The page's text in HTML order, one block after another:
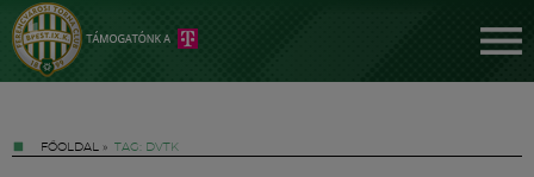
FŐOLDAL » TAG: DVTK